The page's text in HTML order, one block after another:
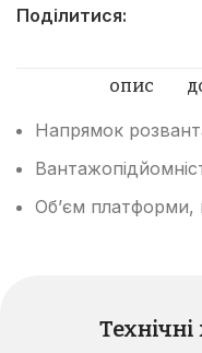
Поділитися:
ОПИС
Напрямок
Об’єм платформи,